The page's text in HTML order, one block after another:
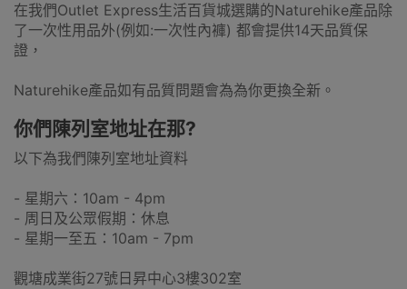
在我們Outlet Express生活百貨城選購的Naturehike產品除
了一次性用品外(例如:一次性內褲) 都會提供14天品質保
證，
Naturehike產品如有品質問題會為為你更換全新。
你們陳列室地址在那?
以下為我們陳列室地址資料
- 星期六：10am - 4pm
- 周日及公眾假期：休息
- 星期一至五：10am - 7pm
觀塘成業街27號日昇中心3樓302室